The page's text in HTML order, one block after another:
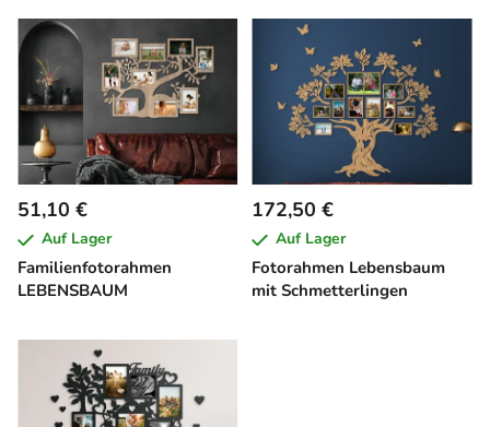
t
s
t
e
u
n
L
e
d
e
r
P
r
d
Familienfotorahmen
LEBENSBAUM
51,10 €
Auf Lager
Fotorahmen Lebensbaum
mit Schmetterlingen
172,50 €
Auf Lager